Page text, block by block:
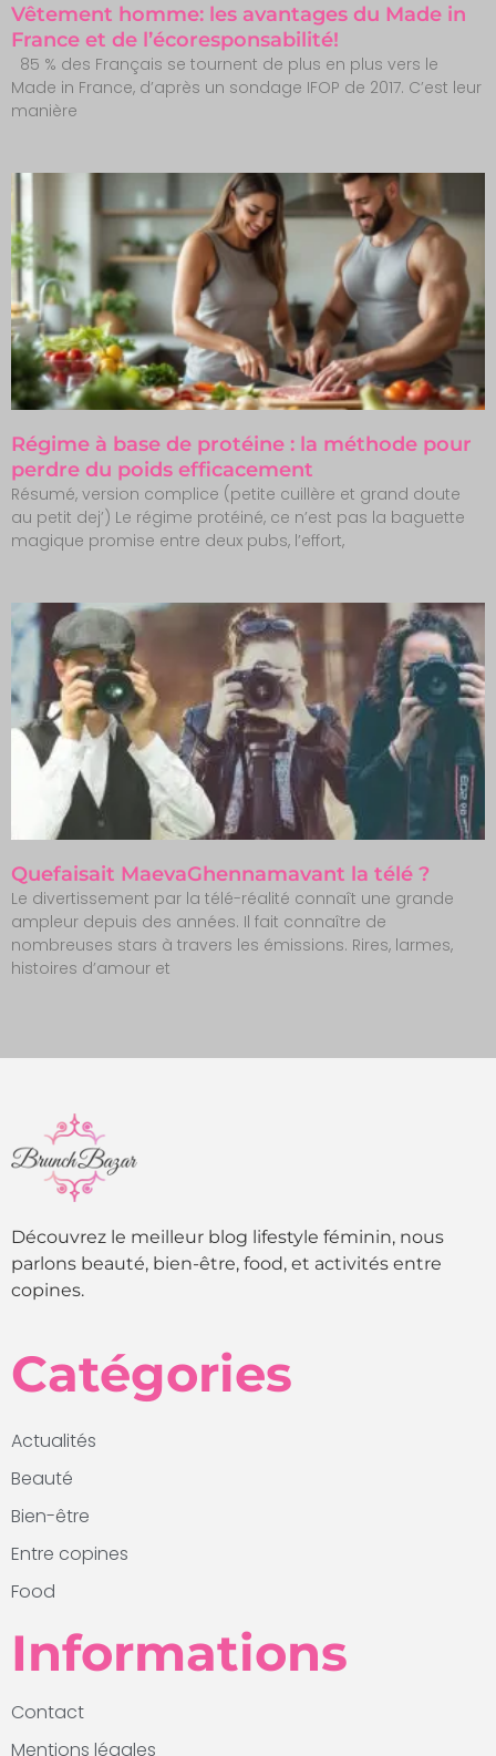
Vêtement homme: les avantages du Made in
France et de l’écoresponsabilité!
85 % des Français se tournent de plus en plus vers le
Made in France, d’après un sondage IFOP de 2017. C’est leur
manière
Régime à base de protéine : la méthode pour
perdre du poids efficacement
Résumé, version complice (petite cuillère et grand doute
au petit dej’) Le régime protéiné, ce n’est pas la baguette
magique promise entre deux pubs, l’effort,
Quefaisait MaevaGhennamavant la télé ?
Le divertissement par la télé-réalité connaît une grande
ampleur depuis des années. Il fait connaître de
nombreuses stars à travers les émissions. Rires, larmes,
histoires d’amour et
Découvrez le meilleur blog lifestyle féminin, nous
parlons beauté, bien-être, food, et activités entre
copines.
Catégories
Actualités
Beauté
Bien-être
Entre copines
Food
Informations
Contact
Mentions légales